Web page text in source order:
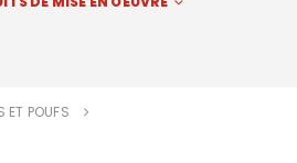
ET POUFS